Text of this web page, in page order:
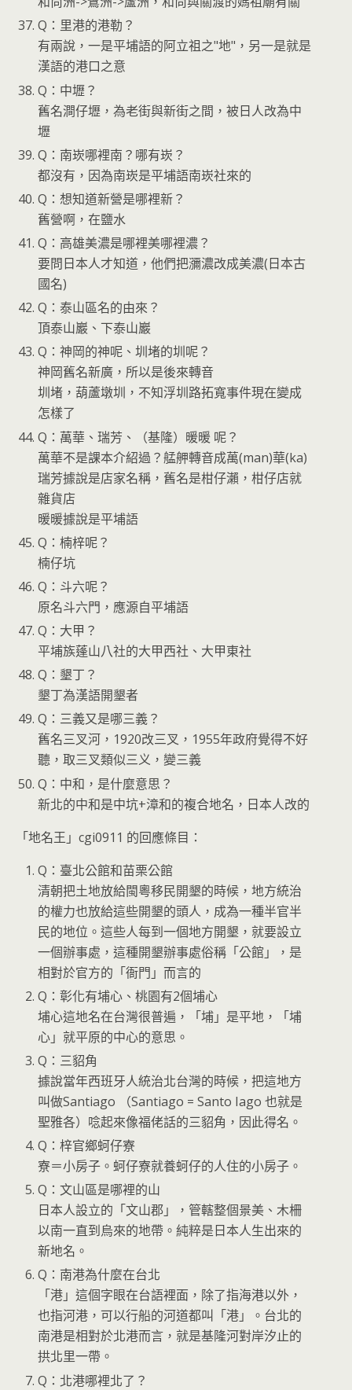
Q：里港的港勒？
有兩說，一是平埔語的阿立祖之"地"，另一是就是
漢語的港口之意
Q：中壢？
舊名澗仔壢，為老街與新街之間，被日人改為中
壢
Q：南崁哪裡南？哪有崁？
都沒有，因為南崁是平埔語南崁社來的
Q：想知道新營是哪裡新？
舊營啊，在鹽水
Q：高雄美濃是哪裡美哪裡濃？
要問日本人才知道，他們把瀰濃改成美濃(日本古
國名)
Q：泰山區名的由來？
頂泰山巖、下泰山巖
Q：神岡的神呢、圳堵的圳呢？
神岡舊名新廣，所以是後來轉音
圳堵，葫蘆墩圳，不知浮圳路拓寬事件現在變成
怎樣了
Q：萬華、瑞芳、（基隆）暖暖 呢？
萬華不是課本介紹過？艋舺轉音成萬(man)華(ka)
瑞芳據說是店家名稱，舊名是柑仔瀨，柑仔店就
雜貨店
暖暖據說是平埔語
Q：楠梓呢？
楠仔坑
Q：斗六呢？
原名斗六門，應源自平埔語
Q：大甲？
平埔族蓬山八社的大甲西社、大甲東社
Q：墾丁？
墾丁為漢語開墾者
Q：三義又是哪三義？
舊名三叉河，1920改三叉，1955年政府覺得不好
聽，取三叉類似三义，變三義
Q：中和，是什麼意思？
新北的中和是中坑+漳和的複合地名，日本人改的
「地名王」cgi0911 的回應條目：
Q：臺北公館和苗栗公館
清朝把土地放給閩粵移民開墾的時候，地方統治
的權力也放給這些開墾的頭人，成為一種半官半
民的地位。這些人每到一個地方開墾，就要設立
一個辦事處，這種開墾辦事處俗稱「公館」，是
相對於官方的「衙門」而言的
Q：彰化有埔心、桃園有2個埔心
埔心這地名在台灣很普遍，「埔」是平地，「埔
心」就平原的中心的意思。
Q：三貂角
據說當年西班牙人統治北台灣的時候，把這地方
叫做Santiago （Santiago = Santo Iago 也就是
聖雅各）唸起來像福佬話的三貂角，因此得名。
Q：梓官鄉蚵仔寮
寮＝小房子。蚵仔寮就養蚵仔的人住的小房子。
Q：文山區是哪裡的山
日本人設立的「文山郡」，管轄整個景美、木柵
以南一直到烏來的地帶。純粹是日本人生出來的
新地名。
Q：南港為什麼在台北
「港」這個字眼在台語裡面，除了指海港以外，
也指河港，可以行船的河道都叫「港」。台北的
南港是相對於北港而言，就是基隆河對岸汐止的
拱北里一帶。
Q：北港哪裡北了？